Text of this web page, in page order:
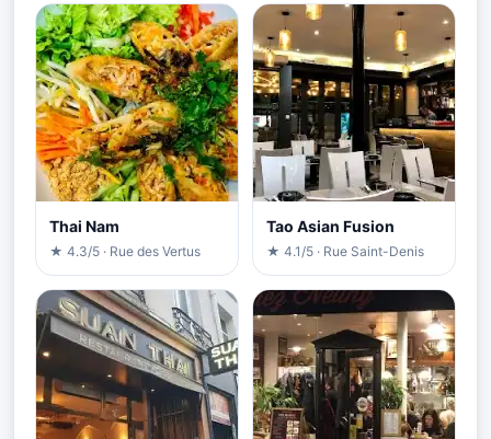
Thai Nam
★ 4.3/5 · Rue des Vertus
Tao Asian Fusion
★ 4.1/5 · Rue Saint-Denis